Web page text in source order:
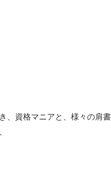
、資格マニアと、様々の肩書